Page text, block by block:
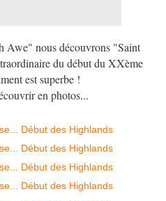
Awe" nous découvrons "Saint
du début du XXème
est superbe !
en photos...